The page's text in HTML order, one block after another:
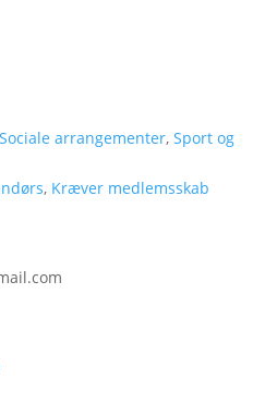
Sociale arrangementer, Sport og
, Kræver medlemsskab